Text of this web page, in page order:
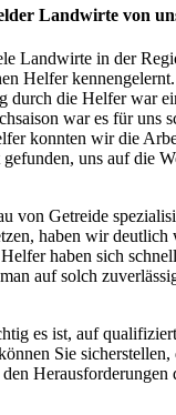
Landwirte von
Landwirte in der
Helfer
durch die Helfer war
war es für uns
konnten wir die
uns auf die
von Getreide
haben wir deutlich
haben sich
auf solch
es ist, auf
Sie
Herausforderungen